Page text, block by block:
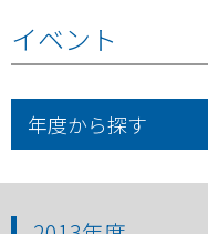
イベント
年度から探す